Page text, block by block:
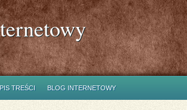
TREŚCI BLOG INTERNETOWY